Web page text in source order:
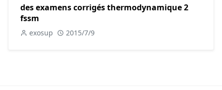
des examens corrigés thermodynamique 2
fssm
exosup 2015/7/9